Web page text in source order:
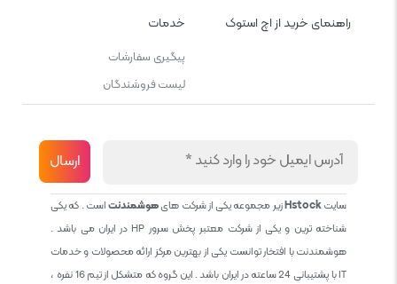
راهنمای خرید از اچ استوک خدمات
پیگیری سفارشات
لیست فروشندگان
سایتHstockزیر مجموعه یکی از شرکت هایهوشمندنتاست . که یکی
شناخته ترین و یکی از شرکت معتبر پخش سرور HP در ایران می باشد .
هوشمندنت با افتخار توانست یکی از بهترین مرکز ارائه محصولات و خدمات
IT با پشتیبانی 24 ساعته در ایران باشد . این گروه که متشکل از تیم 16 نفره ،